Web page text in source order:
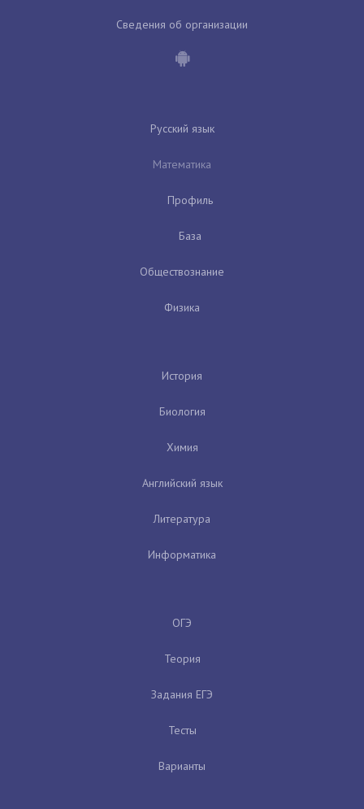
Сведения об организации
Русский язык
Математика
Профиль
База
Обществознание
Физика
История
Биология
Химия
Английский язык
Литература
Информатика
ОГЭ
Теория
Задания ЕГЭ
Тесты
Варианты